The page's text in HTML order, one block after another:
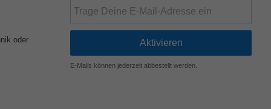
oder
E-Mails können jederzeit abbestellt werden.